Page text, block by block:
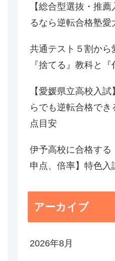
【総合型選抜・推
るなら逆転合格塾愛
共通テスト５割から
『捨てる』教科と
【愛媛県立高校入
らでも逆転合格でき
点目安
伊予高校に合格する
申点、倍率】特色
アーカイブ
2026年8月